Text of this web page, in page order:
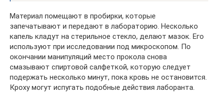
Материал помещают в пробирки, которые
запечатывают и передают в лабораторию. Несколько
капель кладут на стерильное стекло, делают мазок. Его
используют при исследовании под микроскопом. По
окончании манипуляций место прокола снова
смазывают спиртовой салфеткой, которую следует
подержать несколько минут, пока кровь не остановится.
Кроху могут испугать подобные действия лаборанта.